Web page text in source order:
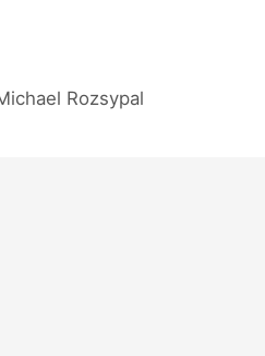
Rozsypal